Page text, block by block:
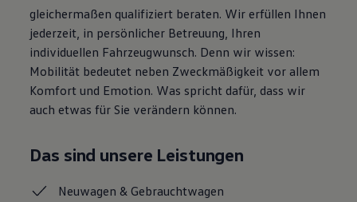
gleichermaßen qualifiziert beraten. Wir erfüllen Ihnen
jederzeit, in persönlicher Betreuung, Ihren
individuellen Fahrzeugwunsch. Denn wir wissen:
Mobilität bedeutet neben Zweckmäßigkeit vor allem
Komfort und Emotion. Was spricht dafür, dass wir
auch etwas für Sie verändern können.
Das sind unsere Leistungen
Neuwagen &Gebrauchtwagen